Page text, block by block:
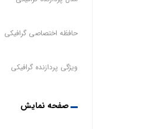
حافظه اختصاصی گرافیکی
ویژگی پردازنده گرافیکی
صفحه نمایش